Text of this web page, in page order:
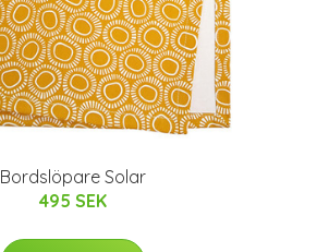
Bordslöpare Solar
495 SEK